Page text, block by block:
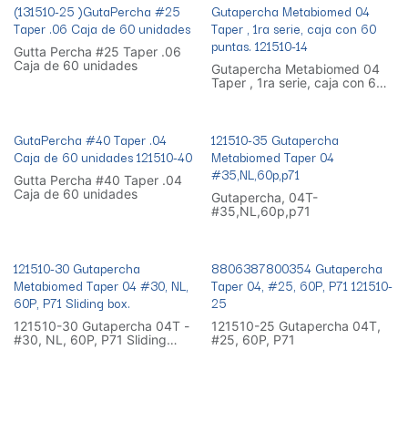
(131510-25 )GutaPercha #25
Taper .06 Caja de 60 unidades
Gutta Percha #25 Taper .06
Caja de 60 unidades
Gutapercha Metabiomed 04
Taper , 1ra serie, caja con 60
puntas. 121510-14
Gutapercha Metabiomed 04
Taper , 1ra serie, caja con 60
GutaPercha #40 Taper .04
Caja de 60 unidades 121510-40
Gutta Percha #40 Taper .04
Caja de 60 unidades
121510-35 Gutapercha
Metabiomed Taper 04
#35,NL,60p,p71
Gutapercha, 04T-
#35,NL,60p,p71
121510-30 Gutapercha
Metabiomed Taper 04 #30, NL,
60P, P71 Sliding box.
121510-30 Gutapercha 04T -
#30, NL, 60P, P71 Sliding
8806387800354 Gutapercha
Taper 04, #25, 60P, P71 121510-
25
121510-25 Gutapercha 04T,
#25, 60P, P71